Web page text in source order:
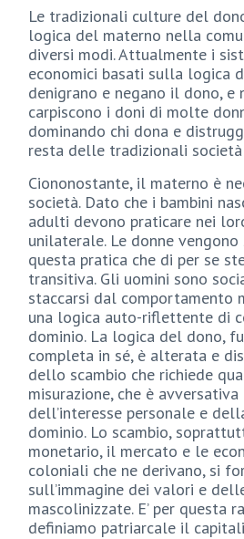
Le tradizionali culture del
logica del materno nella
diversi modi. Attualmente i
economici basati sulla logica
denigrano e negano il dono, e
carpiscono i doni di molte
dominando chi dona e
resta delle tradizionali
Ciononostante, il materno è
società. Dato che i bambini
adulti devono praticare nei
unilaterale. Le donne
questa pratica che di per se
transitiva. Gli uomini sono
staccarsi dal comportamento
una logica auto-riflettente di
dominio. La logica del dono,
completa in sé, è alterata e
dello scambio che richiede
misurazione, che è
dell’interesse personale e
dominio. Lo scambio,
monetario, il mercato e le
coloniali che ne derivano, si
sull’immagine dei valori e
mascolinizzate. E’ per questa
definiamo patriarcale il